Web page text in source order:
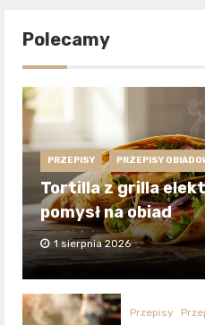
Polecamy
PRZEPISY PRZEPISY
Tortilla z grilla
pomysł na obiad
1 sierpnia 2026
Przepisy